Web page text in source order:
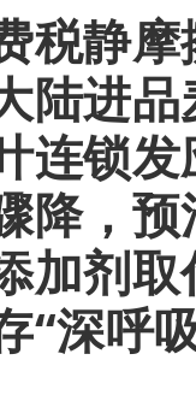
税静
陆进
连锁
降，
加剂
“深呼